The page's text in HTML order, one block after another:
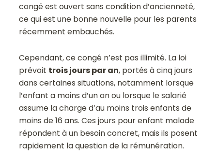
congé est ouvert sans condition d’ancienneté,
ce qui est une bonne nouvelle pour les parents
récemment embauchés.
Cependant, ce congé n’est pas illimité. La loi
prévoit trois jours par an, portés à cinq jours
dans certaines situations, notamment lorsque
l’enfant a moins d’un an ou lorsque le salarié
assume la charge d’au moins trois enfants de
moins de 16 ans. Ces jours pour enfant malade
répondent à un besoin concret, mais ils posent
rapidement la question de la rémunération.